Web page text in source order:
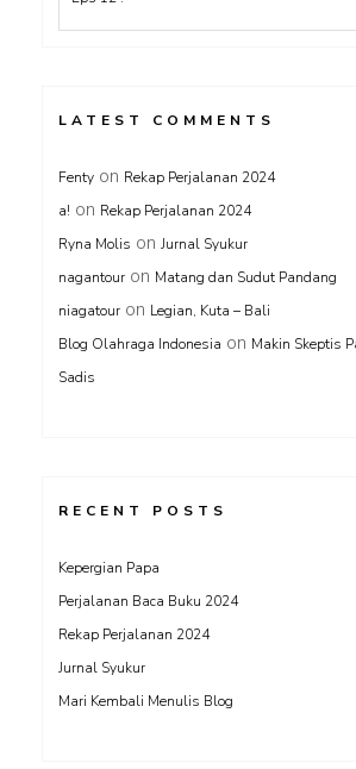
LATEST COMMENTS
Fenty on Rekap Perjalanan 2024
a! on Rekap Perjalanan 2024
Ryna Molis on Jurnal Syukur
nagantour on Matang dan Sudut Pandang
niagatour on Legian, Kuta – Bali
Blog Olahraga Indonesia on Makin Skeptis
Sadis
RECENT POSTS
Kepergian Papa
Perjalanan Baca Buku 2024
Rekap Perjalanan 2024
Jurnal Syukur
Mari Kembali Menulis Blog